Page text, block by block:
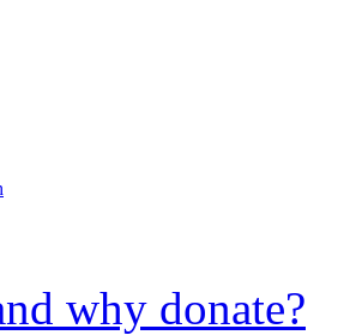
why donate?